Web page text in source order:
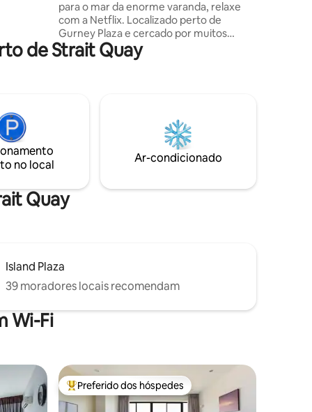
24
para o mar da enorme varanda, relaxe
com a Netflix. Localizado perto de
Gurney Plaza e cercado por muitos
restaurantes, mercearias e lojas de
conveniência. • 8 minutos para Gurney
gratuito. Se você tiver carros extras, o
estacionamento pago é muito seguro e
tem preço razoável. A casa está
Quay Retail Marina'.
de Strait Quay
no local
Ar-condicionado
Quay
Island Plaza
39 moradores locais recomendam
Wi-Fi
Entre os melhores preferidos dos hóspedes
Preferido dos hóspedes